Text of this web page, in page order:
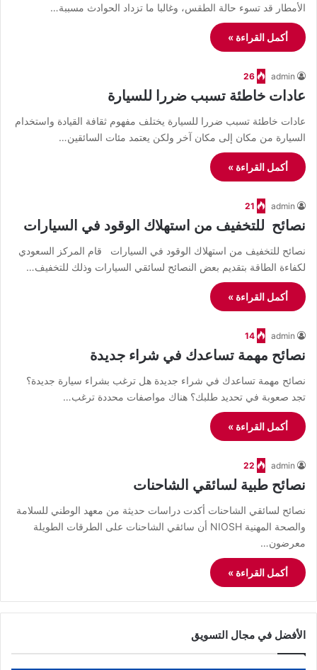
الأمطار قد تسوء حالة الطقس، وغالبا ما تزداد الحوادث مسببة…
أكمل القراءة »
admin
26
عادات خاطئة تسبب ضررا للسيارة
عادات خاطئة تسبب ضررا للسيارة يختلف مفهوم ثقافة القيادة واستخدام
السيارة من مكان إلى مكان آخر ولكن يعتمد مئات السائقين…
أكمل القراءة »
admin
21
نصائح للتخفيف من استهلاك الوقود في السيارات
نصائح للتخفيف من استهلاك الوقود في السيارات قام المركز السعودي
لكفاءة الطاقة بتقديم بعض النصائح لسائقي السيارات وذلك للتخفيف…
أكمل القراءة »
admin
14
نصائح مهمة تساعدك في شراء جديدة
نصائح مهمة تساعدك في شراء جديدة هل ترغب بشراء سيارة جديدة؟
تجد صعوبة في تحديد طلبك؟ هناك مواصفات محددة ترغب…
أكمل القراءة »
admin
22
نصائح طبية لسائقي الشاحنات
نصائح لسائقي الشاحنات أكدت دراسات حديثة من معهد الوطني للسلامة
والصحة المهنية NIOSH أن سائقي الشاحنات على الطرقات الطويلة
معرضون…
أكمل القراءة »
الأفضل في مجال التسويق